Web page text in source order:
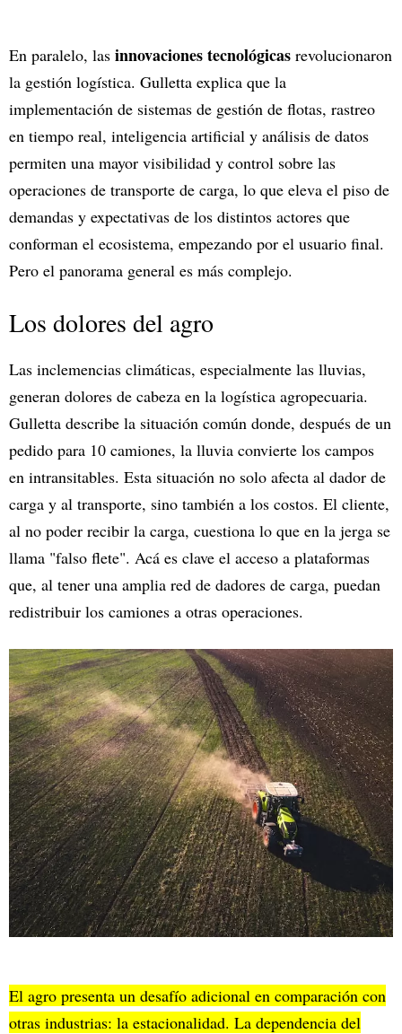
En paralelo, las innovaciones tecnológicas revolucionaron
la gestión logística. Gulletta explica que la
implementación de sistemas de gestión de flotas, rastreo
en tiempo real, inteligencia artificial y análisis de datos
permiten una mayor visibilidad y control sobre las
operaciones de transporte de carga, lo que eleva el piso de
demandas y expectativas de los distintos actores que
conforman el ecosistema, empezando por el usuario final.
Pero el panorama general es más complejo.
Los dolores del agro
Las inclemencias climáticas, especialmente las lluvias,
generan dolores de cabeza en la logística agropecuaria.
Gulletta describe la situación común donde, después de un
pedido para 10 camiones, la lluvia convierte los campos
en intransitables. Esta situación no solo afecta al dador de
carga y al transporte, sino también a los costos. El cliente,
al no poder recibir la carga, cuestiona lo que en la jerga se
llama "falso flete". Acá es clave el acceso a plataformas
que, al tener una amplia red de dadores de carga, puedan
redistribuir los camiones a otras operaciones.
El agro presenta un desafío adicional en comparación con
otras industrias: la estacionalidad. La dependencia del